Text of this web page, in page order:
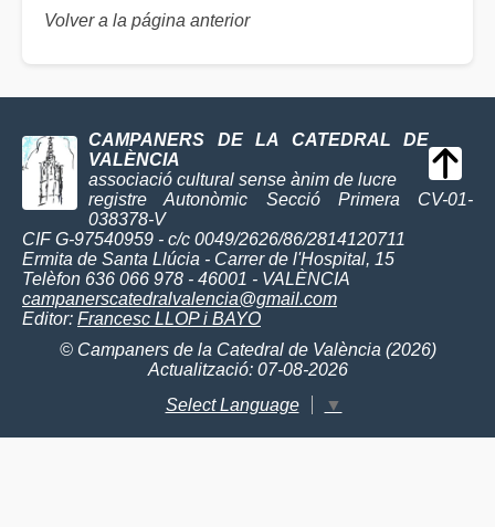
Volver a la página anterior
CAMPANERS DE LA CATEDRAL DE
VALÈNCIA
associació cultural sense ànim de lucre
registre Autonòmic Secció Primera CV-01-
038378-V
CIF G-97540959 - c/c 0049/2626/86/2814120711
Ermita de Santa Llúcia - Carrer de l'Hospital, 15
Telèfon 636 066 978 - 46001 - VALÈNCIA
campanerscatedralvalencia@gmail.com
Editor: Francesc LLOP i BAYO
© Campaners de la Catedral de València (2026)
Actualització: 07-08-2026
Select Language
▼